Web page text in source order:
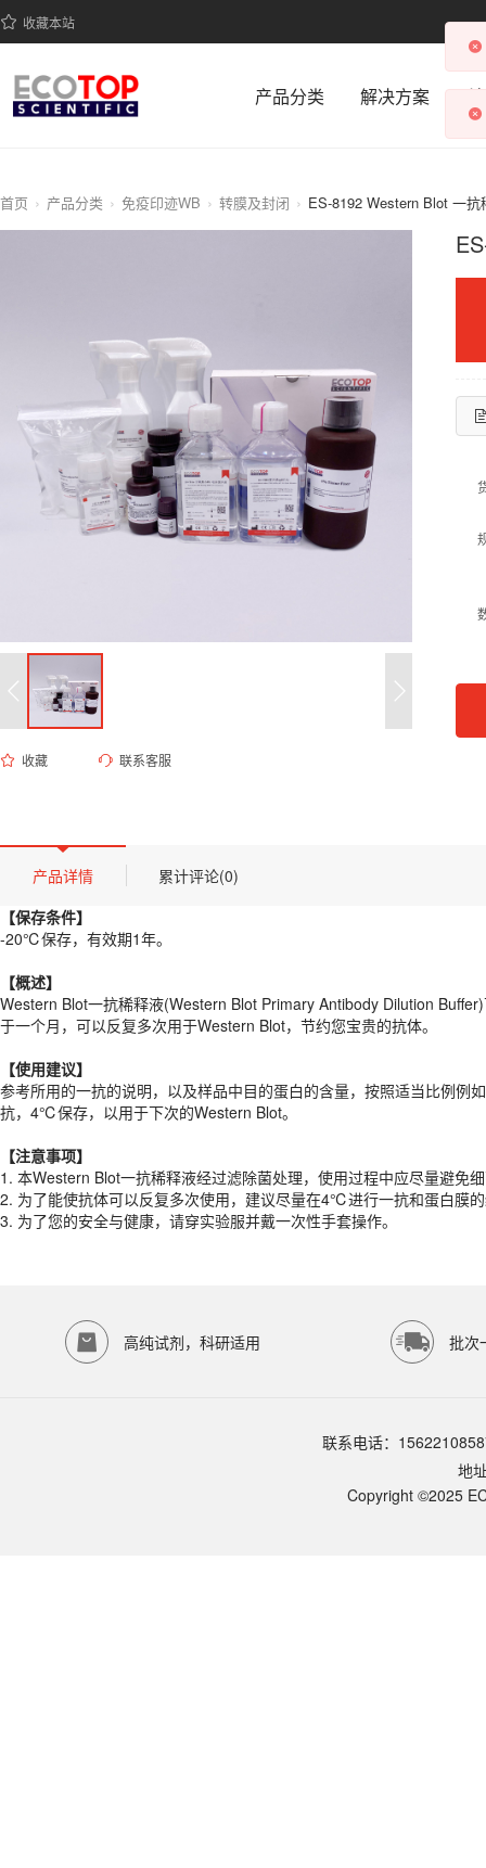
收藏本站
产品分类 解决方案
首页 产品分类 免疫印迹WB 转膜及封闭 ES-8192 Western Blot 一抗
收藏 联系客服
产品描述
【保存条件】
-20℃保存，有效期1年。
【概述】
【使用建议】
参考所用的一抗的说明，以及样品中目的蛋白的含量，按照适当比例
【注意事项】
1.本Western Blot一抗稀释液经过滤除菌处理，使用过程中应尽量避免
2. 为了能使抗体可以反复多次使用，建议尽量在4℃进行一抗和蛋白膜
产品规格
货期
现货
规格
100ml、500ml
存储条件
该产品如何保存？
可以通过电话（15622108587）或在线客服联系我们的技术支持团队
产品详情
累计评论(0)
【保存条件】
-20℃保存，有效期1年。
【概述】
Western Blot一抗稀释液(Western Blot Primary Antibody Dilution
于一个月，可以反复多次用于Western Blot，节约您宝贵的抗体。
【使用建议】
参考所用的一抗的说明，以及样品中目的蛋白的含量，按照适当比例
抗，4℃保存，以用于下次的Western Blot。
【注意事项】
1. 本Western Blot一抗稀释液经过滤除菌处理，使用过程中应尽量避免
2. 为了能使抗体可以反复多次使用，建议尽量在4℃进行一抗和蛋白膜
3. 为了您的安全与健康，请穿实验服并戴一次性手套操作。
高纯试剂，科研适用 批次
联系电话：
地
Copyright ©2025